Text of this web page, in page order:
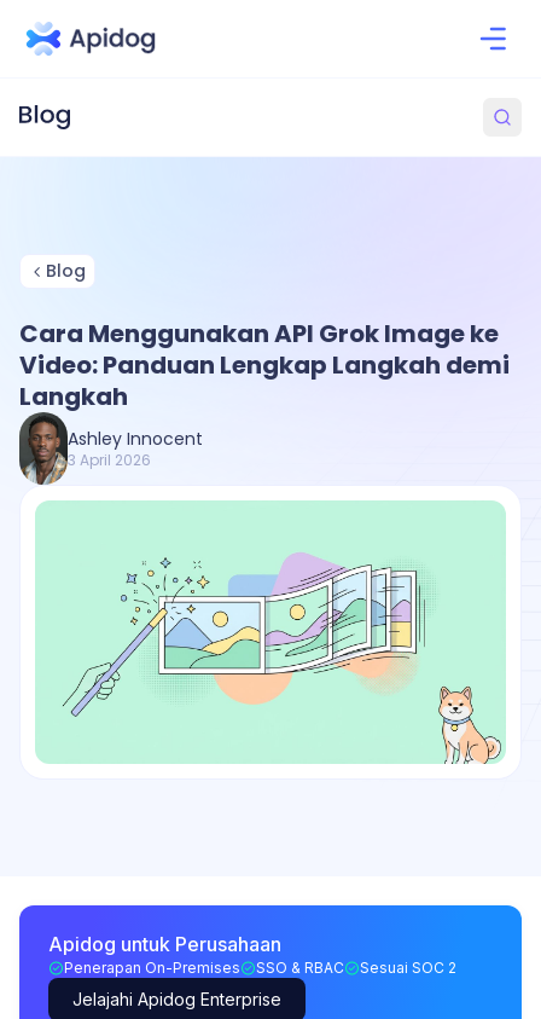
Blog
Cara Menggunakan API Grok Image ke
Video: Panduan Lengkap Langkah demi
Langkah
Ashley Innocent
3 April 2026
Apidog untuk Perusahaan
Penerapan On-Premises SSO & RBAC Sesuai SOC 2
Jelajahi Apidog Enterprise